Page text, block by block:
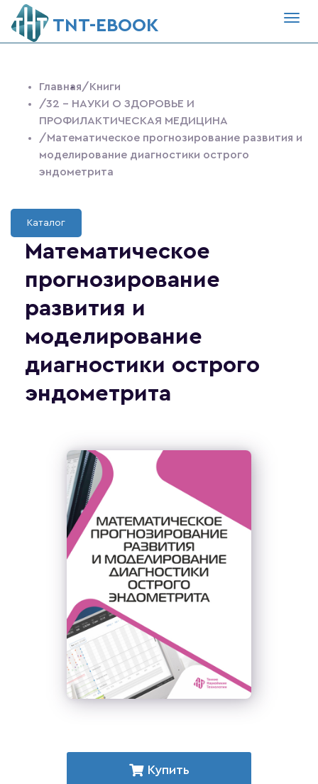
ТNT-EBOOK
Главная/Книги
/32 - НАУКИ О ЗДОРОВЬЕ И
ПРОФИЛАКТИЧЕСКАЯ МЕДИЦИНА
/Математическое прогнозирование развития и
моделирование диагностики острого
эндометрита
Каталог
Математическое
прогнозирование
развития и
моделирование
диагностики острого
эндометрита
Купить